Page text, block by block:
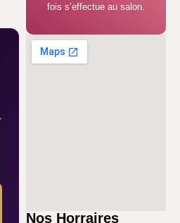
fois s’effectue au salon.
Nos Horraires